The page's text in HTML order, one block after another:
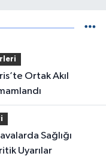
Uyarılar